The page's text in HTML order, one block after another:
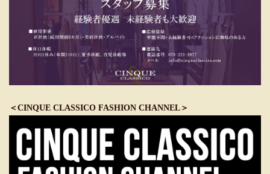
＜CINQUE CLASSICO FASHION CHANNEL＞